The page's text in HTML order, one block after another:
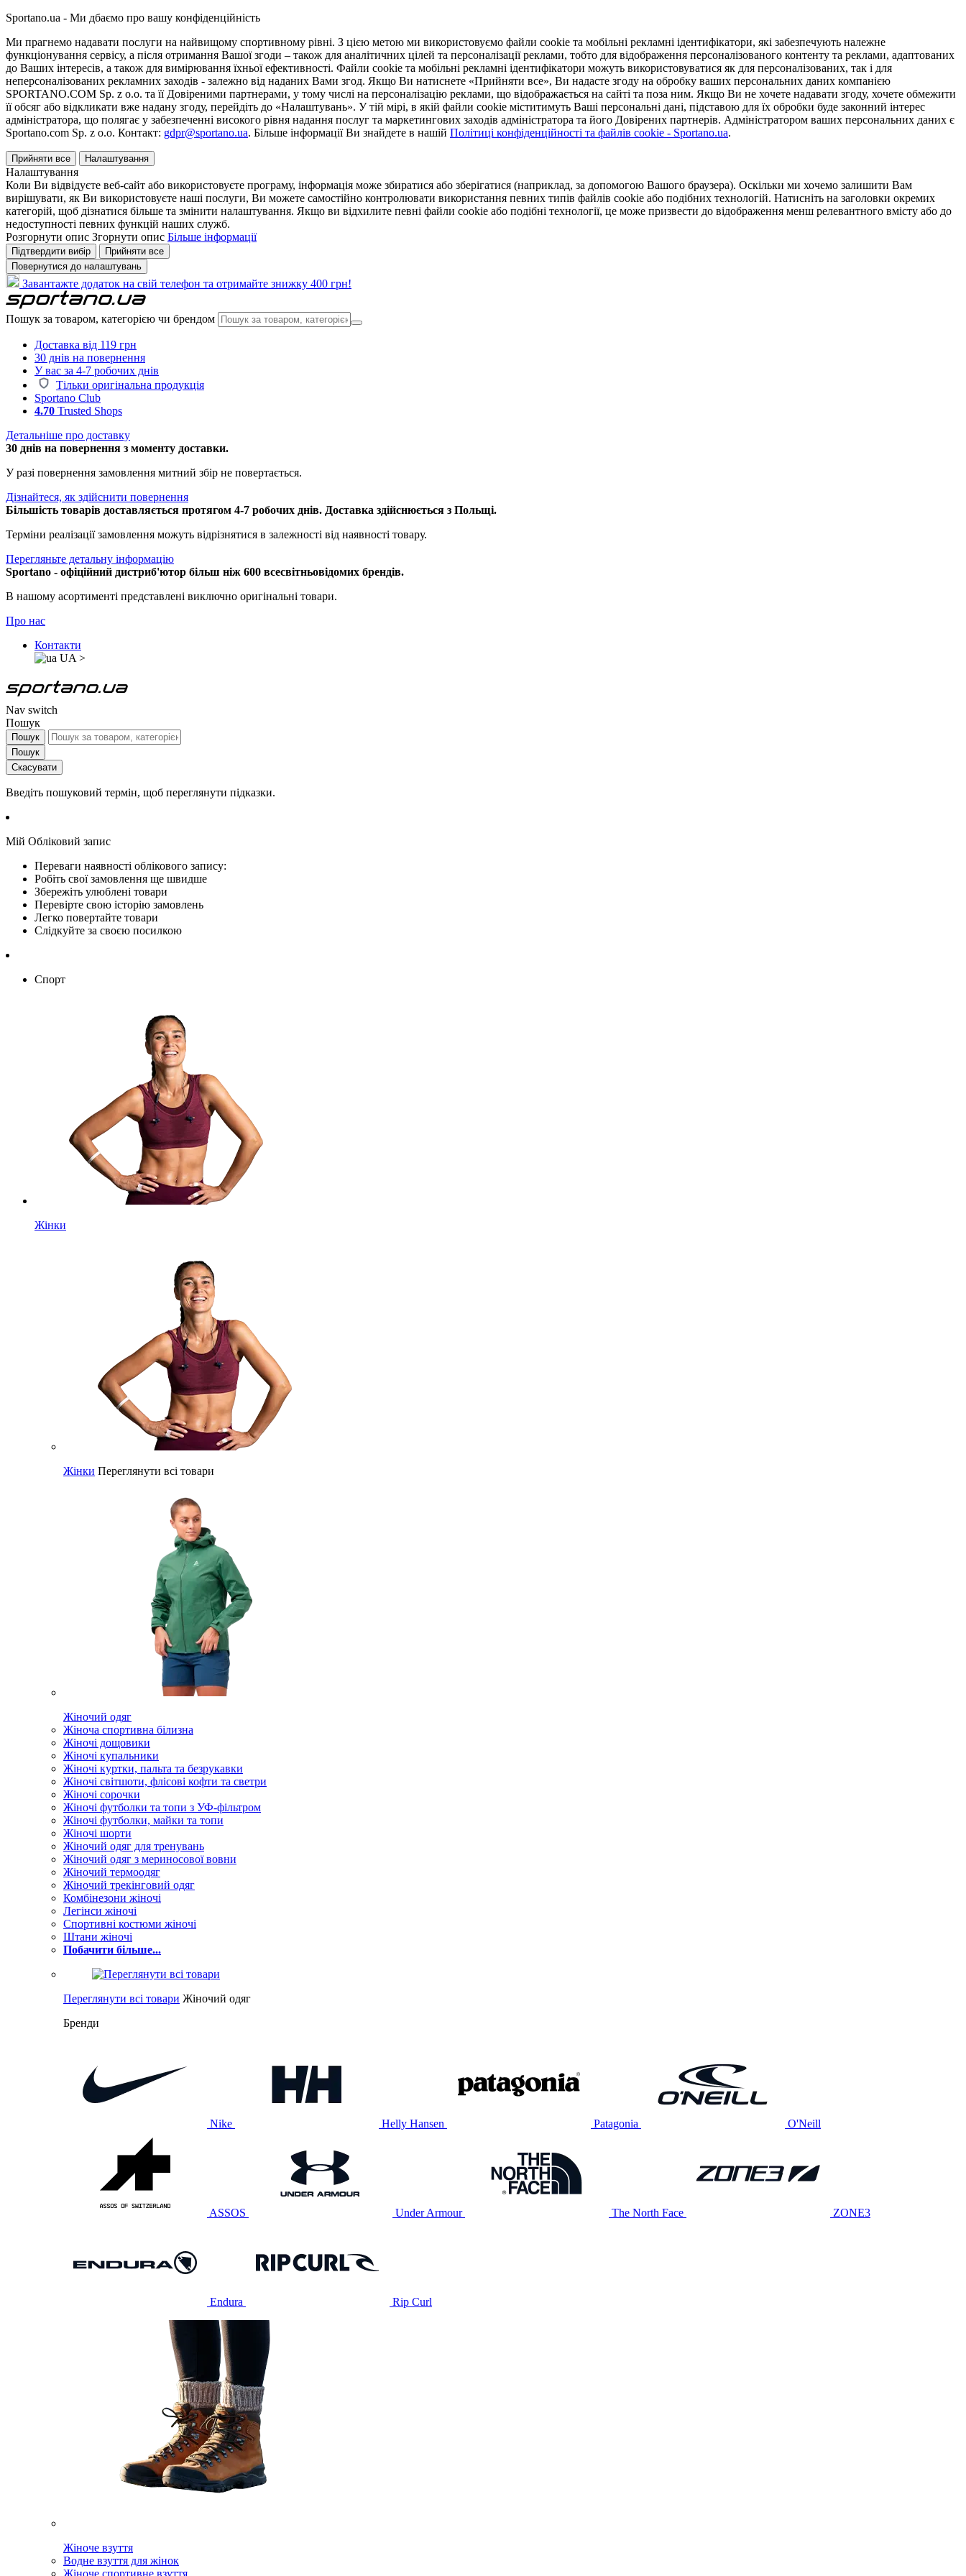
Sportano.ua - Ми дбаємо про вашу конфіденційність
Ми прагнемо надавати послуги на найвищому спортивному рівні. З цією метою ми використовуємо файли cookie та мобільні рекламні ідентифікатори, які забезпечують належне
функціонування сервісу, а після отримання Вашої згоди – також для аналітичних цілей та персоналізації реклами, тобто для відображення персоналізованого контенту та реклами, адаптованих
до Ваших інтересів, а також для вимірювання їхньої ефективності. Файли cookie та мобільні рекламні ідентифікатори можуть використовуватися як для персоналізованих, так і для
неперсоналізованих рекламних заходів - залежно від наданих Вами згод. Якщо Ви натиснете «Прийняти все», Ви надасте згоду на обробку ваших персональних даних компанією
SPORTANO.COM Sp. z o.o. та її Довіреними партнерами, у тому числі на персоналізацію реклами, що відображається на сайті та поза ним. Якщо Ви не хочете надавати згоду, хочете обмежити
її обсяг або відкликати вже надану згоду, перейдіть до «Налаштувань». У тій мірі, в якій файли cookie міститимуть Ваші персональні дані, підставою для їх обробки буде законний інтерес
адміністратора, що полягає у забезпеченні високого рівня надання послуг та маркетингових заходів адміністратора та його Довірених партнерів. Адміністратором ваших персональних даних є
Sportano.com Sp. z o.o. Контакт: gdpr@sportano.ua. Більше інформації Ви знайдете в нашій Політиці конфіденційності та файлів cookie - Sportano.ua.
Прийняти все Налаштування
Налаштування
Коли Ви відвідуєте веб-сайт або використовуєте програму, інформація може збиратися або зберігатися (наприклад, за допомогою Вашого браузера). Оскільки ми хочемо залишити Вам
вирішувати, як Ви використовуєте наші послуги, Ви можете самостійно контролювати використання певних типів файлів cookie або подібних технологій. Натисніть на заголовки окремих
категорій, щоб дізнатися більше та змінити налаштування. Якщо ви відхилите певні файли cookie або подібні технології, це може призвести до відображення менш релевантного вмісту або до
недоступності певних функцій наших служб.
Розгорнути опис Згорнути опис Більше інформації
Підтвердити вибір
Прийняти все
Повернутися до налаштувань
Завантажте додаток на свій телефон та отримайте знижку 400 грн!
Пошук за товаром, категорією чи брендом
Доставка від 119 грн
30 днів на повернення
У вас за 4-7 робочих днів
Тільки оригінальна продукція
Sportano Club
4.70 Trusted Shops
Детальніше про доставку
30 днів на повернення з моменту доставки.
У разі повернення замовлення митний збір не повертається.
Дізнайтеся, як здійснити повернення
Більшість товарів доставляється протягом 4-7 робочих днів. Доставка здійснюється з Польщі.
Терміни реалізації замовлення можуть відрізнятися в залежності від наявності товару.
Перегляньте детальну інформацію
Sportano - офіційний дистриб'ютор більш ніж 600 всесвітньовідомих брендів.
В нашому асортименті представлені виключно оригінальні товари.
Про нас
Контакти
UA >
Nav switch
Пошук
Пошук
Пошук
Скасувати
Введіть пошуковий термін, щоб переглянути підказки.
Мій Обліковий запис
Переваги наявності облікового запису:
Робіть свої замовлення ще швидше
Збережіть улюблені товари
Перевірте свою історію замовлень
Легко повертайте товари
Слідкуйте за своєю посилкою
Спорт
Жінки
Жінки Переглянути всі товари
Жіночий одяг
Жіноча спортивна білизна
Жіночі дощовики
Жіночі купальники
Жіночі куртки, пальта та безрукавки
Жіночі світшоти, флісові кофти та светри
Жіночі сорочки
Жіночі футболки та топи з УФ-фільтром
Жіночі футболки, майки та топи
Жіночі шорти
Жіночий одяг для тренувань
Жіночий одяг з мериносової вовни
Жіночий термоодяг
Жіночий трекінговий одяг
Комбінезони жіночі
Легінси жіночі
Спортивні костюми жіночі
Штани жіночі
Побачити більше...
Переглянути всі товари Жіночий одяг
Бренди
Nike Helly Hansen Patagonia O'Neill
ASSOS Under Armour The North Face ZONE3
Endura Rip Curl
Жіноче взуття
Водне взуття для жінок
Жіноче спортивне взуття